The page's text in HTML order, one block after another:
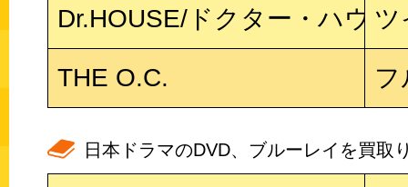
Dr.HOUSE/ドクター・ハウス
ツ
THE O.C.
日本ドラマのDVD、ブルーレイを買取